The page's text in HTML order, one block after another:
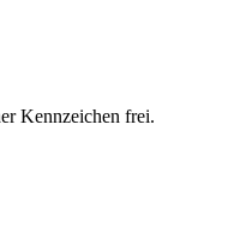
Kennzeichen frei.